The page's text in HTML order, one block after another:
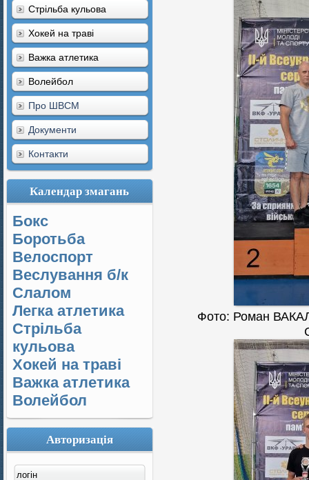
Стрільба кульова
Хокей на траві
Важка атлетика
Волейбол
Про ШВСМ
Документи
Контакти
Календар змагань
Бокс
Боротьба
Велоспорт
Веслування б/к
Cлалом
Легка атлетика
Стрільба
кульова
Хокей на траві
Важка атлетика
Волейбол
Авторизація
Фото: Роман